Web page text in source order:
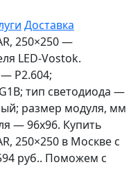
Доставка
250×250 —
LED-Vostok.
P2.604;
тип светодиода —
размер модуля, мм
— 96x96. Купить
250×250 в Москве с
руб.. Поможем с